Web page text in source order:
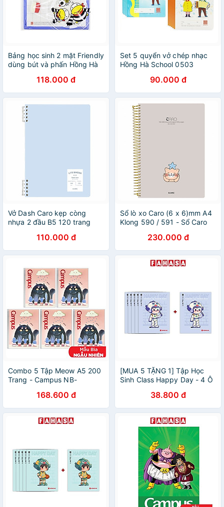
Bảng học sinh 2 mặt Friendly
dùng bút và phấn Hồng Hà
118.000 đ
Set 5 quyển vở chép nhạc
Hồng Hà School 0503
90.000 đ
Vở Dash Caro kẹp còng
nhựa 2 đầu B5 120 trang
110.000 đ
Sổ lò xo Caro (6 x 6)mm A4
Klong 590 / 591 - Sổ Caro
230.000 đ
Combo 5 Tập Meow A5 200
Trang - Campus NB-
Ngẫu Nhiên)168.600 đ
[MUA 5 TẶNG 1] Tập Học
Sinh Class Happy Day - 4 Ô
- Hồng Hà 0350 - Mẫu 1
38.800 đ